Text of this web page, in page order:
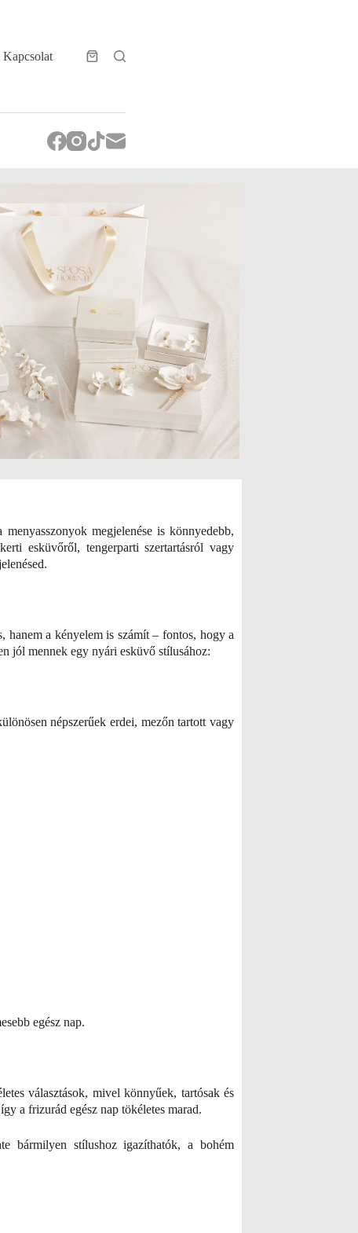
Kapcsolat
megjelenése is könnyedebb,
esküvőről, tengerparti szertartásról vagy
hanem a kényelem is számít – fontos, hogy a
jól mennek egy nyári esküvő stílusához:
népszerűek erdei, mezőn tartott vagy
egész nap.
választások, mivel könnyűek, tartósak és
a frizurád egész nap tökéletes marad.
bármilyen stílushoz igazíthatók, a bohém